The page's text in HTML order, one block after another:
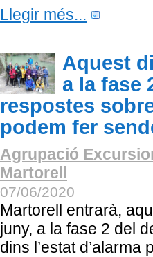
Llegir més...
Aquest
a la fase
respostes
podem fer
Agrupació
Martorell
07/06/2020
Martorell entrarà,
juny, a la fase 2 del
dins l’estat d’alarma